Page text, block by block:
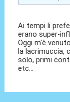
Ai tempi li
erano super-
Oggi m'è
la lacrimuccia,
solo, primi
etc...